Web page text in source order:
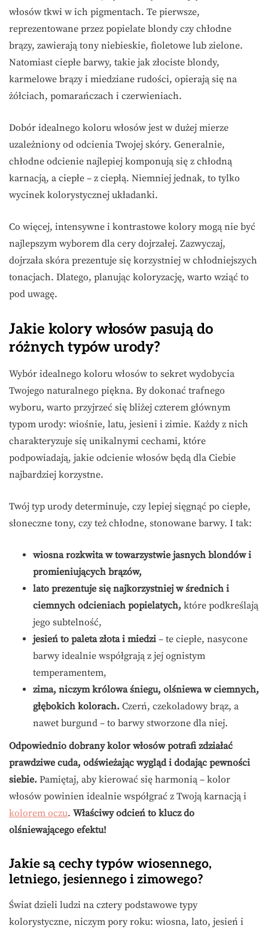
włosów tkwi w ich pigmentach. Te pierwsze,
reprezentowane przez popielate blondy czy chłodne
brązy, zawierają tony niebieskie, fioletowe lub zielone.
Natomiast ciepłe barwy, takie jak złociste blondy,
karmelowe brązy i miedziane rudości, opierają się na
żółciach, pomarańczach i czerwieniach.
Dobór idealnego koloru włosów jest w dużej mierze
uzależniony od odcienia Twojej skóry. Generalnie,
chłodne odcienie najlepiej komponują się z chłodną
karnacją, a ciepłe – z ciepłą. Niemniej jednak, to tylko
wycinek kolorystycznej układanki.
Co więcej, intensywne i kontrastowe kolory mogą nie być
najlepszym wyborem dla cery dojrzałej. Zazwyczaj,
dojrzała skóra prezentuje się korzystniej w chłodniejszych
tonacjach. Dlatego, planując koloryzację, warto wziąć to
pod uwagę.
Jakie kolory włosów pasują do
różnych typów urody?
Wybór idealnego koloru włosów to sekret wydobycia
Twojego naturalnego piękna. By dokonać trafnego
wyboru, warto przyjrzeć się bliżej czterem głównym
typom urody: wiośnie, latu, jesieni i zimie. Każdy z nich
charakteryzuje się unikalnymi cechami, które
podpowiadają, jakie odcienie włosów będą dla Ciebie
najbardziej korzystne.
Twój typ urody determinuje, czy lepiej sięgnąć po ciepłe,
słoneczne tony, czy też chłodne, stonowane barwy. I tak:
wiosna rozkwita w towarzystwie jasnych blondów i
promieniujących brązów,
lato prezentuje się najkorzystniej w średnich i
ciemnych odcieniach popielatych, które podkreślają
jego subtelność,
jesień to paleta złota i miedzi – te ciepłe, nasycone
barwy idealnie współgrają z jej ognistym
temperamentem,
zima, niczym królowa śniegu, olśniewa w ciemnych,
głębokich kolorach. Czerń, czekoladowy brąz, a
nawet burgund – to barwy stworzone dla niej.
Odpowiednio dobrany kolor włosów potrafi zdziałać
prawdziwe cuda, odświeżając wygląd i dodając pewności
siebie. Pamiętaj, aby kierować się harmonią – kolor
włosów powinien idealnie współgrać z Twoją karnacją i
kolorem oczu. Właściwy odcień to klucz do
olśniewającego efektu!
Jakie są cechy typów wiosennego,
letniego, jesiennego i zimowego?
Świat dzieli ludzi na cztery podstawowe typy
kolorystyczne, niczym pory roku: wiosna, lato, jesień i